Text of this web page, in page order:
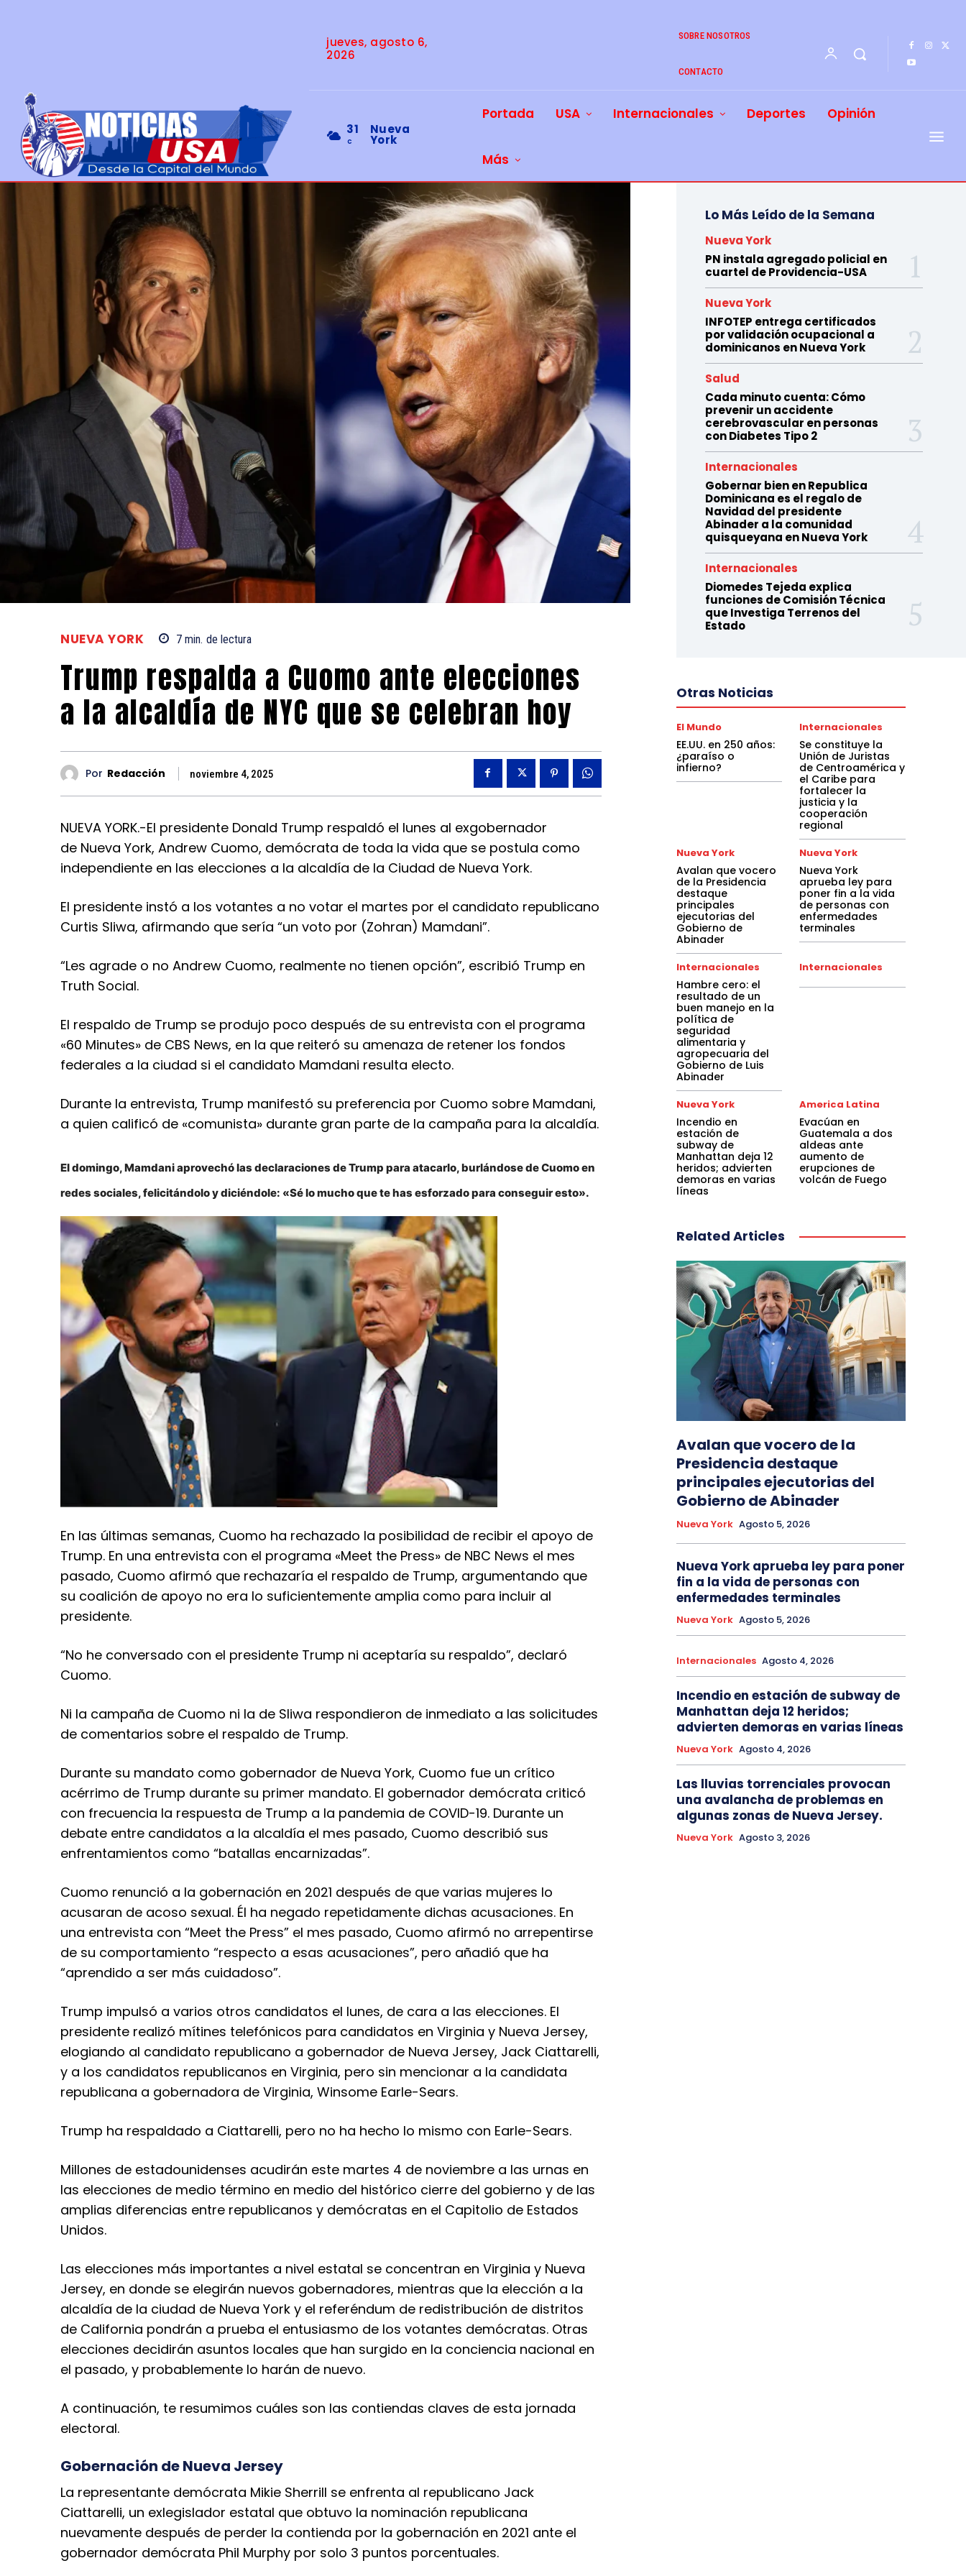
jueves, agosto 6,
2026
SOBRE NOSOTROS
CONTACTO
31
C
Nueva
York
Portada USA Internacionales Deportes Opinión
Más
NUEVA YORK 7 min. de lectura
Trump respalda a Cuomo ante elecciones
a la alcaldía de NYC que se celebran hoy
Por Redacción noviembre 4, 2025
NUEVA YORK.-El presidente Donald Trump respaldó el lunes al exgobernador
de Nueva York, Andrew Cuomo, demócrata de toda la vida que se postula como
independiente en las elecciones a la alcaldía de la Ciudad de Nueva York.
El presidente instó a los votantes a no votar el martes por el candidato republicano
Curtis Sliwa, afirmando que sería “un voto por (Zohran) Mamdani”.
“Les agrade o no Andrew Cuomo, realmente no tienen opción”, escribió Trump en
Truth Social.
El respaldo de Trump se produjo poco después de su entrevista con el programa
«60 Minutes» de CBS News, en la que reiteró su amenaza de retener los fondos
federales a la ciudad si el candidato Mamdani resulta electo.
Durante la entrevista, Trump manifestó su preferencia por Cuomo sobre Mamdani,
a quien calificó de «comunista» durante gran parte de la campaña para la alcaldía.
El domingo, Mamdani aprovechó las declaraciones de Trump para atacarlo, burlándose de Cuomo en
redes sociales, felicitándolo y diciéndole: «Sé lo mucho que te has esforzado para conseguir esto».
En las últimas semanas, Cuomo ha rechazado la posibilidad de recibir el apoyo de
Trump. En una entrevista con el programa «Meet the Press» de NBC News el mes
pasado, Cuomo afirmó que rechazaría el respaldo de Trump, argumentando que
su coalición de apoyo no era lo suficientemente amplia como para incluir al
presidente.
“No he conversado con el presidente Trump ni aceptaría su respaldo”, declaró
Cuomo.
Ni la campaña de Cuomo ni la de Sliwa respondieron de inmediato a las solicitudes
de comentarios sobre el respaldo de Trump.
Durante su mandato como gobernador de Nueva York, Cuomo fue un crítico
acérrimo de Trump durante su primer mandato. El gobernador demócrata criticó
con frecuencia la respuesta de Trump a la pandemia de COVID-19. Durante un
debate entre candidatos a la alcaldía el mes pasado, Cuomo describió sus
enfrentamientos como “batallas encarnizadas”.
Cuomo renunció a la gobernación en 2021 después de que varias mujeres lo
acusaran de acoso sexual. Él ha negado repetidamente dichas acusaciones. En
una entrevista con “Meet the Press” el mes pasado, Cuomo afirmó no arrepentirse
de su comportamiento “respecto a esas acusaciones”, pero añadió que ha
“aprendido a ser más cuidadoso”.
Trump impulsó a varios otros candidatos el lunes, de cara a las elecciones. El
presidente realizó mítines telefónicos para candidatos en Virginia y Nueva Jersey,
elogiando al candidato republicano a gobernador de Nueva Jersey, Jack Ciattarelli,
y a los candidatos republicanos en Virginia, pero sin mencionar a la candidata
republicana a gobernadora de Virginia, Winsome Earle-Sears.
Trump ha respaldado a Ciattarelli, pero no ha hecho lo mismo con Earle-Sears.
Millones de estadounidenses acudirán este martes 4 de noviembre a las urnas en
las elecciones de medio término en medio del histórico cierre del gobierno y de las
amplias diferencias entre republicanos y demócratas en el Capitolio de Estados
Unidos.
Las elecciones más importantes a nivel estatal se concentran en Virginia y Nueva
Jersey, en donde se elegirán nuevos gobernadores, mientras que la elección a la
alcaldía de la ciudad de Nueva York y el referéndum de redistribución de distritos
de California pondrán a prueba el entusiasmo de los votantes demócratas. Otras
elecciones decidirán asuntos locales que han surgido en la conciencia nacional en
el pasado, y probablemente lo harán de nuevo.
A continuación, te resumimos cuáles son las contiendas claves de esta jornada
electoral.
Gobernación de Nueva Jersey
La representante demócrata Mikie Sherrill se enfrenta al republicano Jack
Ciattarelli, un exlegislador estatal que obtuvo la nominación republicana
nuevamente después de perder la contienda por la gobernación en 2021 ante el
gobernador demócrata Phil Murphy por solo 3 puntos porcentuales.
Lo Más Leído de la Semana
Nueva York
PN instala agregado policial en
cuartel de Providencia-USA
Nueva York
INFOTEP entrega certificados
por validación ocupacional a
dominicanos en Nueva York
Salud
Cada minuto cuenta: Cómo
prevenir un accidente
cerebrovascular en personas
con Diabetes Tipo 2
Internacionales
Gobernar bien en Republica
Dominicana es el regalo de
Navidad del presidente
Abinader a la comunidad
quisqueyana en Nueva York
Internacionales
Diomedes Tejeda explica
funciones de Comisión Técnica
que Investiga Terrenos del
Estado
Otras Noticias
El Mundo
EE.UU. en 250 años:
¿paraíso o
infierno?
Internacionales
Se constituye la
Unión de Juristas
de Centroamérica y
el Caribe para
fortalecer la
justicia y la
cooperación
regional
Nueva York
Avalan que vocero
de la Presidencia
destaque
principales
ejecutorias del
Gobierno de
Abinader
Nueva York
Nueva York
aprueba ley para
poner fin a la vida
de personas con
enfermedades
terminales
Internacionales
Hambre cero: el
resultado de un
buen manejo en la
política de
seguridad
alimentaria y
agropecuaria del
Gobierno de Luis
Abinader
Internacionales
Nueva York
Incendio en
estación de
subway de
Manhattan deja 12
heridos; advierten
demoras en varias
líneas
America Latina
Evacúan en
Guatemala a dos
aldeas ante
aumento de
erupciones de
volcán de Fuego
Related Articles
Avalan que vocero de la
Presidencia destaque
principales ejecutorias del
Gobierno de Abinader
Nueva York Agosto 5, 2026
Nueva York aprueba ley para poner
fin a la vida de personas con
enfermedades terminales
Nueva York Agosto 5, 2026
Internacionales Agosto 4, 2026
Incendio en estación de subway de
Manhattan deja 12 heridos;
advierten demoras en varias líneas
Nueva York Agosto 4, 2026
Las lluvias torrenciales provocan
una avalancha de problemas en
algunas zonas de Nueva Jersey.
Nueva York Agosto 3, 2026